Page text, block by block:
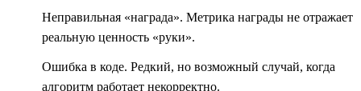
Неправильная «награда». Метрика награды не отражает
реальную ценность «руки».
Ошибка в коде. Редкий, но возможный случай, когда
алгоритм работает некорректно.